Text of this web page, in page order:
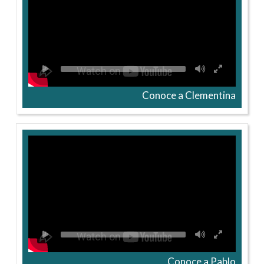
Conoce a Clementina
Conoce a Pablo